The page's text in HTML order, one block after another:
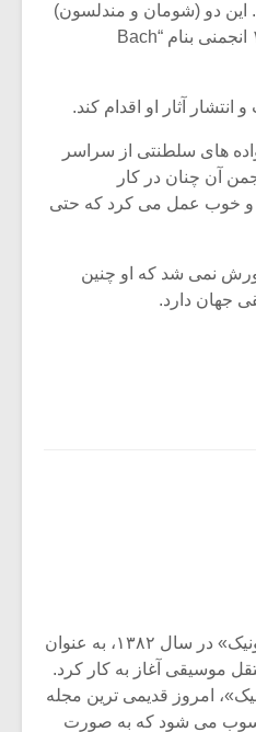
این دو (شومان و مندلسون)
باعث شدند تا در سال ۱۸۵۰ انجمنی بنام “Bach
آثار او اقدام کند.
نفر از خانواده های سلطنتی از سراسر
آن چنان در کار
و خوب عمل می کرد که حتی
نمی شد که او چنین
جهان دارد.
مجله آنلاین «گفتگوی هارمونیک» در سال ۱۳۸۲، به عنوان
موسیقی آغاز به کار کرد.
امروز قدیمی ترین مجله
می شود که به صورت